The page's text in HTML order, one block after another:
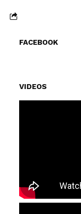
FACEBOOK
VIDEOS